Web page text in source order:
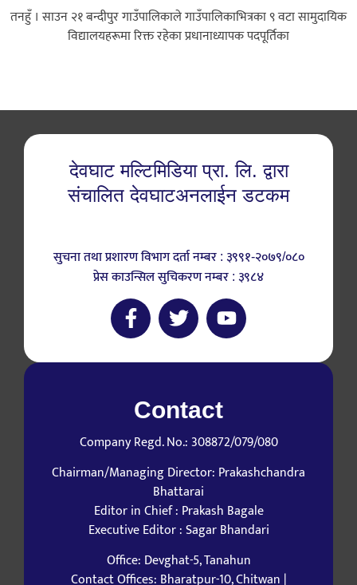
तनहुँ । साउन २१ बन्दीपुर गाउँपालिकाले गाउँपालिकाभित्रका ९ वटा सामुदायिक
विद्यालयहरूमा रिक्त रहेका प्रधानाध्यापक पदपूर्तिका
देवघाट मल्टिमिडिया प्रा. लि. द्वारा
संचालित देवघाटअनलाईन डटकम
सुचना तथा प्रशारण विभाग दर्ता नम्बर : ३९९१-२०७९/०८०
प्रेस काउन्सिल सुचिकरण नम्बर : ३९८४
Contact
Company Regd. No.: 308872/079/080
Chairman/Managing Director: Prakashchandra
Bhattarai
Editor in Chief : Prakash Bagale
Executive Editor : Sagar Bhandari
Office: Devghat-5, Tanahun
Contact Offices: Bharatpur-10, Chitwan |